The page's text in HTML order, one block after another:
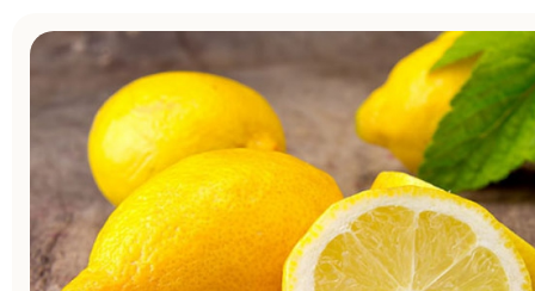
chuộng trong việc trang trí sân vườn và cảm thấy
thơm ngon của quả Chanh vàng mỹ trong bữa ăn